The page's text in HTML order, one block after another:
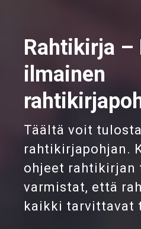
Rahtikirja –
ilmainen
Täältä voit
rahtikirjapohjan.
ohjeet rahtikirjan
varmistat, että
kaikki tarvittavat